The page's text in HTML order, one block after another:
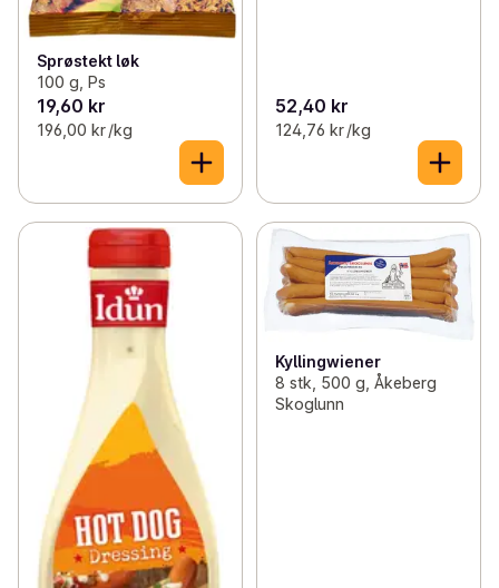
Sprøstekt løk
100 g, Ps
19,60 kr
196,00 kr /kg
52,40 kr
124,76 kr /kg
Kyllingwiener
8 stk, 500 g, Åkeberg
Skoglunn